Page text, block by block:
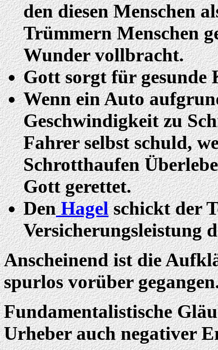
den diesen Menschen
Trümmern Menschen
Wunder vollbracht.
Gott sorgt für gesunde
Wenn ein Auto
Geschwindigkeit zu
Fahrer selbst schuld,
Schrotthaufen
Gott gerettet.
DenHagelschickt der
Versicherungsleistung
Anscheinend ist die
spurlos vorüber
Fundamentalistische
Urheber auch negativer